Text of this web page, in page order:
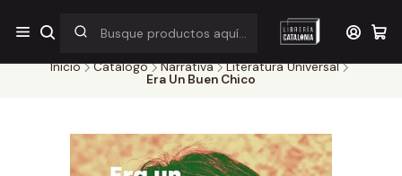
¡Por pocos días! Despacho a $1.000 en RM por compras sobre
$38.000
Inicio Catálogo Narrativa
Literatura Universal
Era Un Buen Chico